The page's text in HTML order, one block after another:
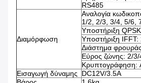
RS485
Διαμόρφωση
Αναλογία
1/2, 2/3, 3/4, 5/6,
Υποστήριξη
Υποστήριξη IFFT:
Διάστημα
Εύρος ζώνης: 2/
Κρυπτογράφηση:
Εισαγωγή δύναμης
DC12V/3.5A